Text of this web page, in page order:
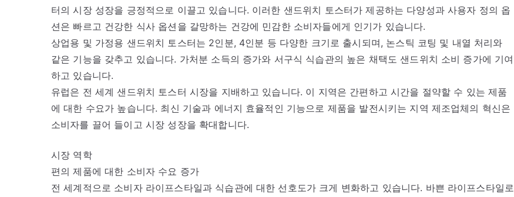
터의 시장 성장을 긍정적으로 이끌고 있습니다. 이러한 샌드위치 토스터가 제공하는 다양성과 사용자 정의 옵
션은 빠르고 건강한 식사 옵션을 갈망하는 건강에 민감한 소비자들에게 인기가 있습니다.
상업용 및 가정용 샌드위치 토스터는 2인분, 4인분 등 다양한 크기로 출시되며, 논스틱 코팅 및 내열 처리와
같은 기능을 갖추고 있습니다. 가처분 소득의 증가와 서구식 식습관의 높은 채택도 샌드위치 소비 증가에 기여
하고 있습니다.
유럽은 전 세계 샌드위치 토스터 시장을 지배하고 있습니다. 이 지역은 간편하고 시간을 절약할 수 있는 제품
에 대한 수요가 높습니다. 최신 기술과 에너지 효율적인 기능으로 제품을 발전시키는 지역 제조업체의 혁신은
소비자를 끌어 들이고 시장 성장을 확대합니다.
시장 역학
편의 제품에 대한 소비자 수요 증가
전 세계적으로 소비자 라이프스타일과 식습관에 대한 선호도가 크게 변화하고 있습니다. 바쁜 라이프스타일로